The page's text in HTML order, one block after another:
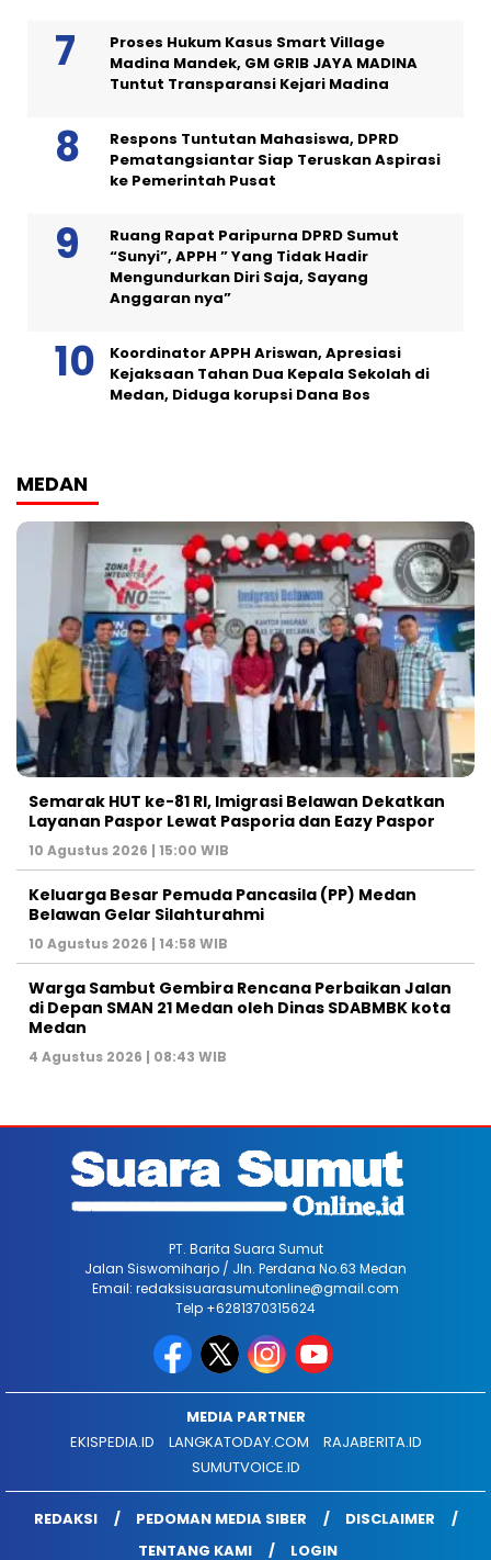
Proses Hukum Kasus Smart Village
Madina Mandek, GM GRIB JAYA MADINA
Tuntut Transparansi Kejari Madina
Respons Tuntutan Mahasiswa, DPRD
Pematangsiantar Siap Teruskan Aspirasi
ke Pemerintah Pusat
Ruang Rapat Paripurna DPRD Sumut
“Sunyi”, APPH ” Yang Tidak Hadir
Mengundurkan Diri Saja, Sayang
Anggaran nya”
Koordinator APPH Ariswan, Apresiasi
Kejaksaan Tahan Dua Kepala Sekolah di
Medan, Diduga korupsi Dana Bos
MEDAN
Semarak HUT ke-81 RI, Imigrasi Belawan Dekatkan
Layanan Paspor Lewat Pasporia dan Eazy Paspor
10 Agustus 2026 | 15:00 WIB
Keluarga Besar Pemuda Pancasila (PP) Medan
Belawan Gelar Silahturahmi
10 Agustus 2026 | 14:58 WIB
Warga Sambut Gembira Rencana Perbaikan Jalan
di Depan SMAN 21 Medan oleh Dinas SDABMBK kota
Medan
4 Agustus 2026 | 08:43 WIB
PT. Barita Suara Sumut
Jalan Siswomiharjo / Jln. Perdana No.63 Medan
Email: redaksisuarasumutonline@gmail.com
Telp +6281370315624
MEDIA PARTNER
EKISPEDIA.ID
LANGKATODAY.COM
RAJABERITA.ID
SUMUTVOICE.ID
REDAKSI PEDOMAN MEDIA SIBER
DISCLAIMER
TENTANG KAMI
LOGIN